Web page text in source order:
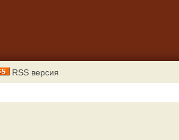
RSS версия